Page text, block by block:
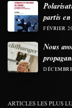
partis
FÉVRIER
Nous
ARTICLES LES PLUS